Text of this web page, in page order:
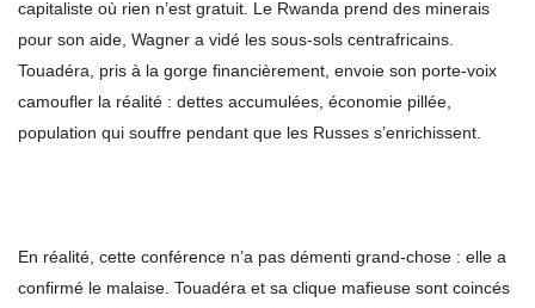
capitaliste où rien n’est gratuit. Le Rwanda prend des minerais
pour son aide, Wagner a vidé les sous-sols centrafricains.
Touadéra, pris à la gorge financièrement, envoie son porte-voix
camoufler la réalité : dettes accumulées, économie pillée,
population qui souffre pendant que les Russes s’enrichissent.
En réalité, cette conférence n’a pas démenti grand-chose : elle a
confirmé le malaise. Touadéra et sa clique mafieuse sont coincés